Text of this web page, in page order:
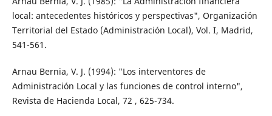
local: antecedentes históricos y perspectivas", Organización
Territorial del Estado (Administración Local), Vol. I, Madrid,
541-561.
Arnau Bernia, V. J. (1994): "Los interventores de
Administración Local y las funciones de control interno",
Revista de Hacienda Local, 72 , 625-734.